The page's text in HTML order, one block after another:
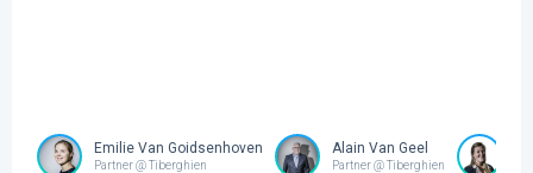
Emilie Van Goidsenhoven
Partner @ Tiberghien
Alain Van Geel
Partner @ Tiberghien